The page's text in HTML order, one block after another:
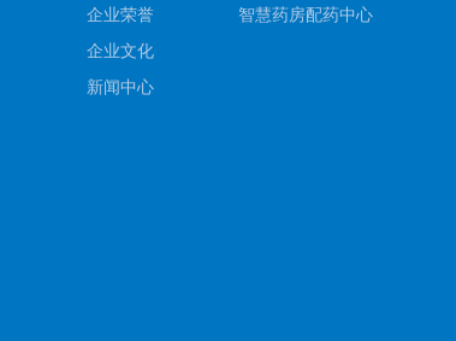
企业荣誉
企业文化
新闻中心
智慧药房配药中心